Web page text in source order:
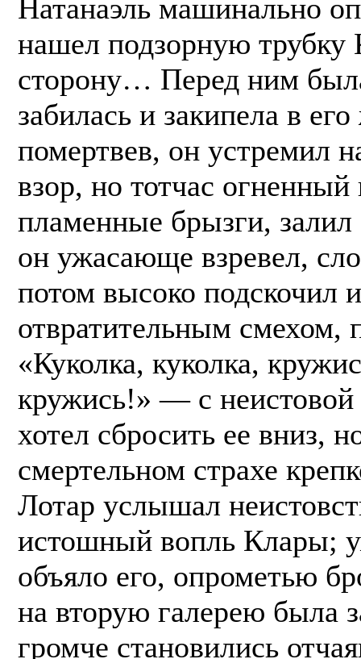
Натанаэль машинально
нашел подзорную трубку
сторону… Перед ним
забилась и закипела в
помертвев, он устремил
взор, но тотчас
пламенные брызги,
он ужасающе взревел,
потом высоко подскочил
отвратительным смехом,
«Куколка, куколка,
кружись!» — с неистовой
хотел сбросить ее вниз,
смертельном страхе
Лотар услышал
истошный вопль Клары;
объяло его, опрометью
на вторую галерею была
громче становились